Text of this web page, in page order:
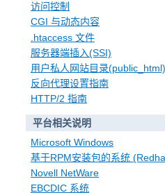
访问控制
CGI 与动态内容
.htaccess 文件
服务器端插入(SSI)
用户私人网站目录(public_html)
反向代理设置指南
HTTP/2 指南
平台相关说明
Microsoft Windows
基于RPM安装包的系统
Novell NetWare
EBCDIC 系统